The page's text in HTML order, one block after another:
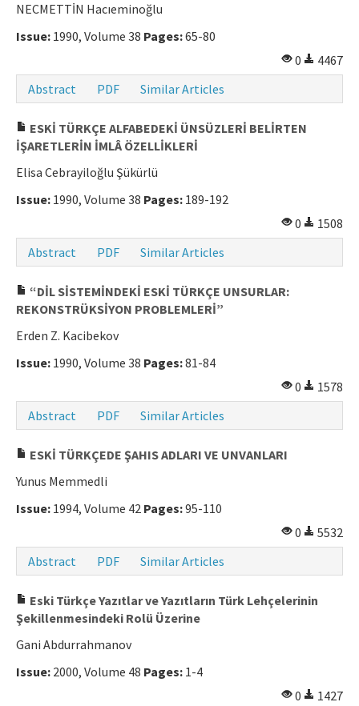
NECMETTİN Hacıeminoğlu
Issue: 1990, Volume 38 Pages:65-80
0
4467
Abstract
PDF Similar Articles
ESKİ TÜRKÇE ALFABEDEKİ ÜNSÜZLERİ BELİRTEN
İŞARETLERİN İMLÂ ÖZELLİKLERİ
Elisa Cebrayiloğlu Şükürlü
Issue: 1990, Volume 38 Pages: 189-192
0
1508
Abstract
PDF Similar Articles
“DİL SİSTEMİNDEKİ ESKİ TÜRKÇE UNSURLAR:
REKONSTRÜKSİYON PROBLEMLERİ”
Erden Z. Kacibekov
Issue: 1990, Volume 38 Pages:81-84
0
1578
Abstract
PDF Similar Articles
ESKİ TÜRKÇEDE ŞAHIS ADLARI VE UNVANLARI
Yunus Memmedli
Issue: 1994, Volume 42 Pages:95-110
0
5532
Abstract
PDF Similar Articles
Eski Türkçe Yazıtlar ve Yazıtların Türk Lehçelerinin
Şekillenmesindeki Rolü Üzerine
Gani Abdurrahmanov
Issue: 2000, Volume 48 Pages: 1-4
0
1427